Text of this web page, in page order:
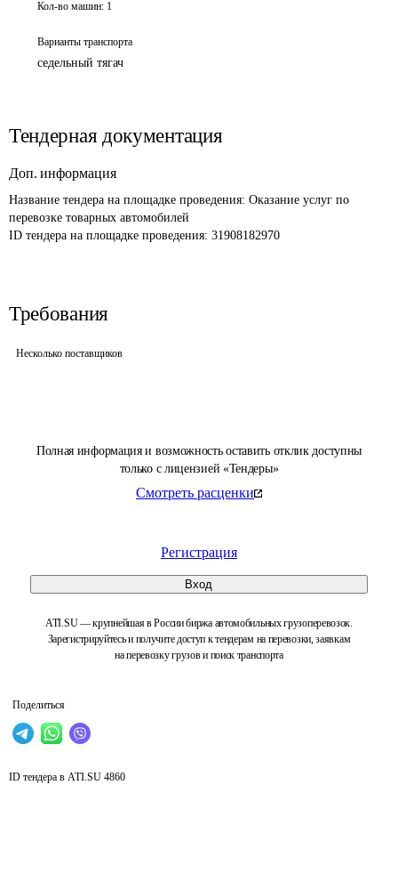
Полная информация и возможность оставить отклик доступны
только с лицензией «Тендеры»
Смотреть расценки
Регистрация
Вход
ATI.SU — крупнейшая в России биржа автомобильных грузоперевозок.
Зарегистрируйтесь и получите доступ к тендерам на перевозки, заявкам
на перевозку грузов и поиск транспорта
Поделиться
Кол-во машин: 1
Варианты транспорта
седельный тягач
Тендерная документация
Доп. информация
Название тендера на площадке проведения: Оказание услуг по
перевозке товарных автомобилей
ID тендера на площадке проведения: 31908182970
Требования
Несколько поставщиков
ID тендера в ATI.SU 4860